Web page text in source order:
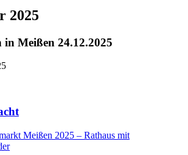
2025
in Meißen 24.12.2025